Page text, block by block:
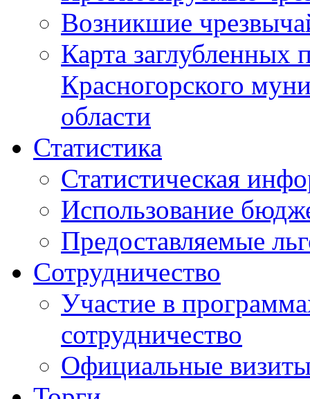
Возникшие
Карта
Красногорского
области
Статистика
Статистическая
Использование
Предоставляемые
Сотрудничество
Участие в
сотрудничество
Официальные